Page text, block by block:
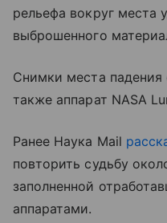
рельефа вокруг места
выброшенного
Снимки места падения
также аппарат NASA
Ранее Наука Mail
повторить судьбу
заполненной
аппаратами.